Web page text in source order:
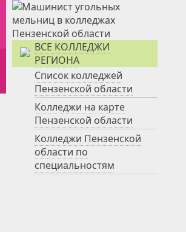
ВСЕ КОЛЛЕДЖИ
РЕГИОНА
Список колледжей
Пензенской области
Колледжи на карте
Пензенской области
Колледжи Пензенской
области по
специальностям